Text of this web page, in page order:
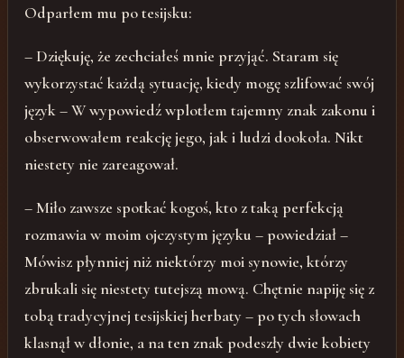
Odparłem mu po tesijsku:
– Dziękuję, że zechciałeś mnie przyjąć. Staram się
wykorzystać każdą sytuację, kiedy mogę szlifować swój
język – W wypowiedź wplotłem tajemny znak zakonu i
obserwowałem reakcję jego, jak i ludzi dookoła. Nikt
niestety nie zareagował.
– Miło zawsze spotkać kogoś, kto z taką perfekcją
rozmawia w moim ojczystym języku – powiedział –
Mówisz płynniej niż niektórzy moi synowie, którzy
zbrukali się niestety tutejszą mową. Chętnie napiję się z
tobą tradycyjnej tesijskiej herbaty – po tych słowach
klasnął w dłonie, a na ten znak podeszły dwie kobiety